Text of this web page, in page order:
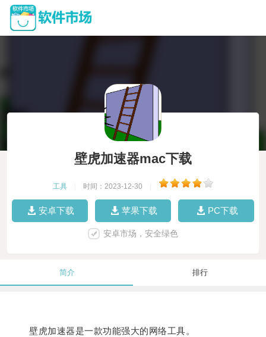
壁虎加速器mac下载
工具 时间：2023-12-30
安卓下载 苹果下载 PC下载
安卓市场，安全绿色
简介 排行
壁虎加速器是一款功能强大的网络工具。